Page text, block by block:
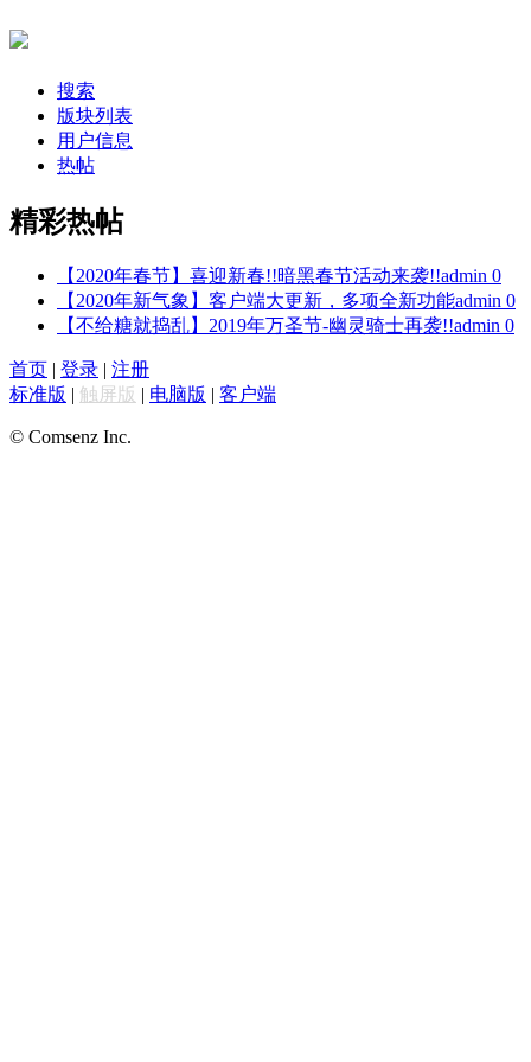
搜索
版块列表
用户信息
热帖
精彩热帖
【2020年春节】喜迎新春!!暗黑春节活动来袭!!admin 0
【2020年新气象】客户端大更新，多项全新功能admin 0
【不给糖就捣乱】2019年万圣节-幽灵骑士再袭!!admin 0
首页 | 登录 | 注册
标准版 | 触屏版 | 电脑版 | 客户端
© Comsenz Inc.